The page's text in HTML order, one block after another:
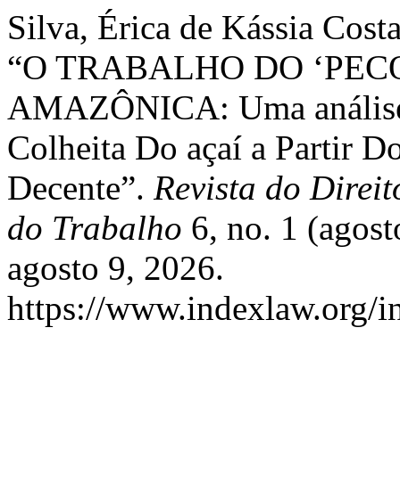
Silva, Érica de Kássia
“O TRABALHO DO
AMAZÔNICA: Uma
Colheita Do açaí a Partir
Decente”. Revista do
do Trabalho 6, no. 1
agosto 9, 2026.
https://www.indexlaw.org/